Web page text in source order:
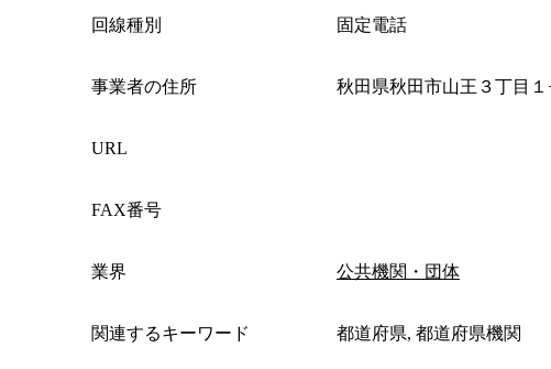
回線種別 固定電話
事業者の住所 秋田県秋田市山王３丁目１
URL
FAX番号
業界 公共機関・団体
関連するキーワード 都道府県, 都道府県機関